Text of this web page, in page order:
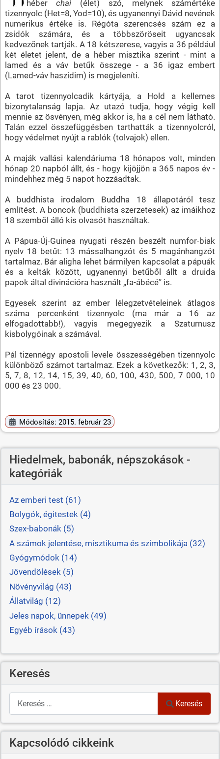
héberchai (élet) szó, melynek számértéke
tizennyolc (Het=8, Yod=10), és ugyanennyi Dávid nevének
numerikus értéke is. Régóta szerencsés szám ez a
zsidók számára, és a többszöröseit ugyancsak
kedvezőnek tartják. A 18 kétszerese, vagyis a 36 például
két életet jelent, de a héber misztika szerint - mint a
lamed és a váv betűk összege - a 36 igaz embert
(Lamed-váv haszidim) is megjeleníti.
A tarot tizennyolcadik kártyája, a Hold a kellemes
bizonytalanság lapja. Az utazó tudja, hogy végig kell
mennie az ösvényen, még akkor is, ha a cél nem látható.
Talán ezzel összefüggésben tarthatták a tizennyolcról,
hogy védelmet nyújt a rablók (tolvajok) ellen.
A maják vallási kalendáriuma 18 hónapos volt, minden
hónap 20 napból állt, és - hogy kijöjjön a 365 napos év -
mindehhez még 5 napot hozzáadtak.
A buddhista irodalom Buddha 18 állapotáról tesz
említést. A boncok (buddhista szerzetesek) az imáikhoz
18 szemből álló kis olvasót használtak.
A Pápua-Új-Guinea nyugati részén beszélt numfor-biak
nyelv 18 betűt: 13 mássalhangzót és 5 magánhangzót
tartalmaz. Bár aligha lehet bármilyen kapcsolat a pápuák
és a kelták között, ugyanennyi betűből állt a druida
papok által divinációra használt „fa-ábécé” is.
Egyesek szerint az ember lélegzetvételeinek átlagos
száma percenként tizennyolc (ma már a 16 az
elfogadottabb!), vagyis megegyezik a Szaturnusz
kisbolygóinak a számával.
Pál tizennégy apostoli levele összességében tizennyolc
különböző számot tartalmaz. Ezek a következők: 1, 2, 3,
5, 7, 8, 12, 14, 15, 39, 40, 60, 100, 430, 500, 7 000, 10
000 és 23 000.
Módosítás: 2015. február 23
Hiedelmek, babonák, népszokások -
kategóriák
Az emberi test (61)
Bolygók, égitestek (4)
Szex-babonák (5)
A számok jelentése, misztikuma és szimbolikája (32)
Gyógymódok (14)
Jövendölések (5)
Növényvilág (43)
Állatvilág (12)
Jeles napok, ünnepek (49)
Egyéb írások (43)
Keresés
Keresés
Keresés
Kapcsolódó cikkeink